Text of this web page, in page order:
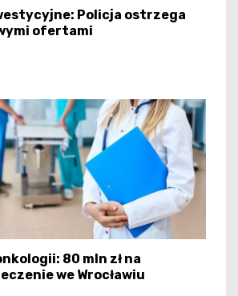
Policja ostrzega
ofertami
80 mln zł na
we Wrocławiu